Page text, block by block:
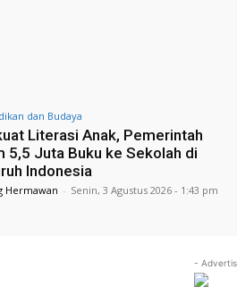
dan Budaya
Literasi Anak, Pemerintah
5,5 Juta Buku ke Sekolah di
Indonesia
Hermawan - Senin, 3 Agustus 2026 - 1:43 pm
-